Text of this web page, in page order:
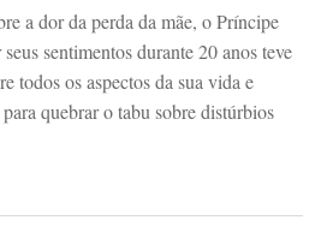
a dor da perda da mãe, o Príncipe
sentimentos durante 20 anos teve
todos os aspectos da sua vida e
quebrar o tabu sobre distúrbios